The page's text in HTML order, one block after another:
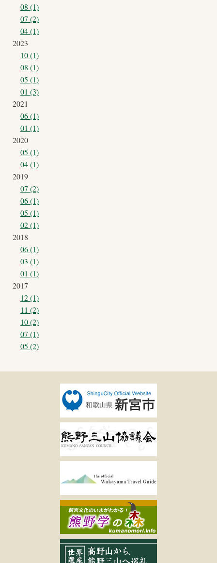
08 (1)
07 (2)
04 (1)
2023
10 (1)
08 (1)
05 (1)
01 (3)
2021
06 (1)
01 (1)
2020
05 (1)
04 (1)
2019
07 (2)
06 (1)
05 (1)
02 (1)
2018
06 (1)
03 (1)
01 (1)
2017
12 (1)
11 (2)
10 (2)
07 (1)
05 (2)